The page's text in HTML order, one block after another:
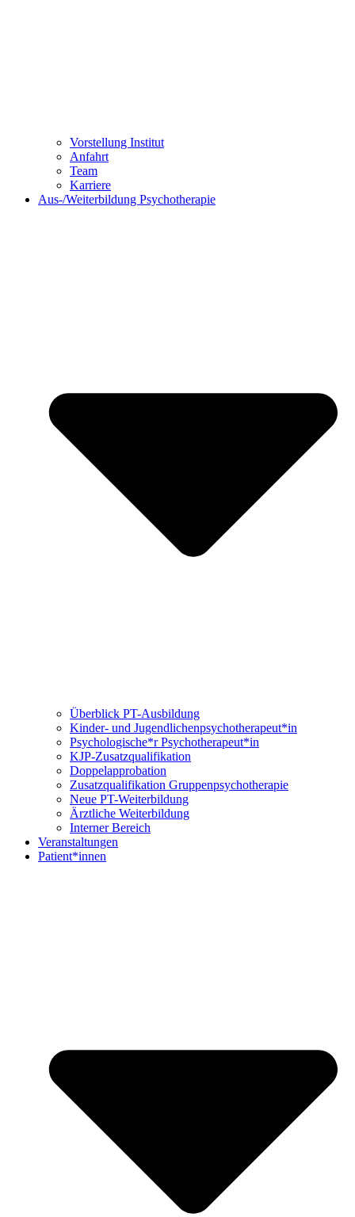
Vorstellung Institut
Anfahrt
Team
Karriere
Aus-/Weiterbildung Psychotherapie
Überblick PT-Ausbildung
Kinder- und Jugendlichenpsychotherapeut*in
Psychologische*r Psychotherapeut*in
KJP-Zusatzqualifikation
Doppelapprobation
Zusatzqualifikation Gruppenpsychotherapie
Neue PT-Weiterbildung
Ärztliche Weiterbildung
Interner Bereich
Veranstaltungen
Patient*innen